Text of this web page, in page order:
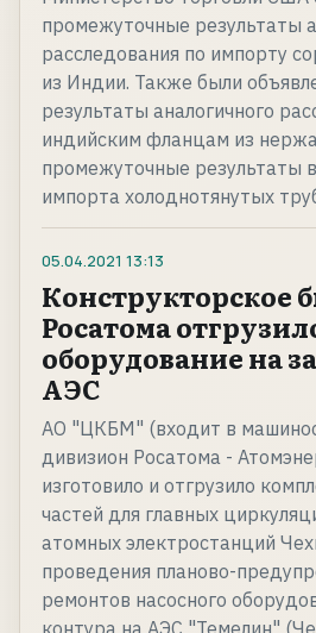
промежуточные результаты
расследования по импорту
из Индии. Также были
результаты аналогичного
индийским фланцам из
промежуточные результаты
импорта холоднотянутых
05.04.2021 13:13
Конструкторское
Росатома
оборудование на
АЭС
АО "ЦКБМ" (входит в
дивизион Росатома -
изготовило и отгрузило
частей для главных
атомных электростанций
проведения планово-
ремонтов насосного